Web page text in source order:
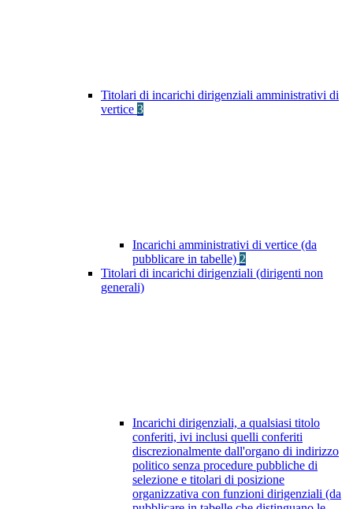
Titolari di incarichi dirigenziali amministrativi di
vertice 3
Incarichi amministrativi di vertice (da
pubblicare in tabelle) 2
Titolari di incarichi dirigenziali (dirigenti non
generali)
Incarichi dirigenziali, a qualsiasi titolo
conferiti, ivi inclusi quelli conferiti
discrezionalmente dall'organo di indirizzo
politico senza procedure pubbliche di
selezione e titolari di posizione
organizzativa con funzioni dirigenziali (da